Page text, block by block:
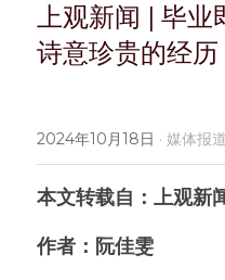
上观新闻 | 毕业
诗意珍贵的经
2024年10月18日 · 媒体报道
本文转载自：上观新
作者：阮佳雯